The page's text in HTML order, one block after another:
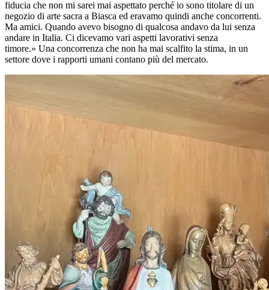
fiducia che non mi sarei mai aspettato perché io sono titolare di un
negozio di arte sacra a Biasca ed eravamo quindi anche concorrenti.
Ma amici. Quando avevo bisogno di qualcosa andavo da lui senza
andare in Italia. Ci dicevamo vari aspetti lavorativi senza
timore.» Una concorrenza che non ha mai scalfito la stima, in un
settore dove i rapporti umani contano più del mercato.